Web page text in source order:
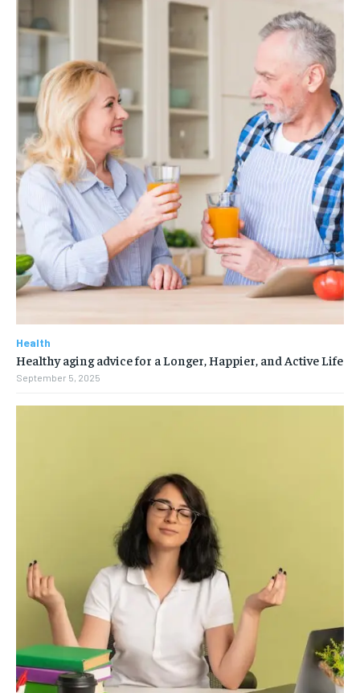
Health
Healthy aging advice for a Longer, Happier, and Active Life
September 5, 2025